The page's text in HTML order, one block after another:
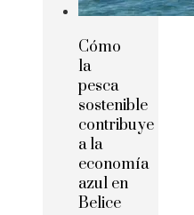
Cómo
la
pesca
sostenible
contribuye
a la
economía
azul en
Belice